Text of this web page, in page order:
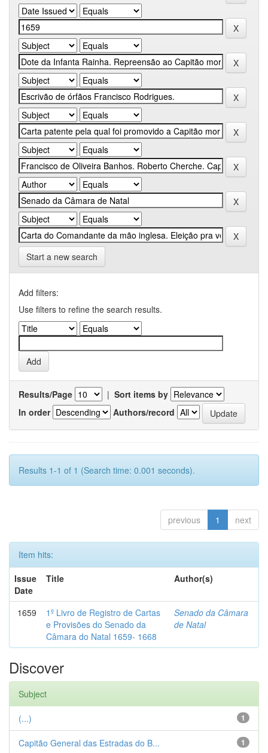
Start a new search
Add filters:
Use filters to refine the search results.
Results/Page | Sort items by
In order
Authors/record
Results 1-1 of 1 (Search time: 0.001 seconds).
previous 1 next
Item hits:
Issue
Date
Title Author(s)
1659
1º Livro de Registro de Cartas
e Provisões do Senado da
Câmara do Natal 1659- 1668
Senado da Câmara
de Natal
Discover
Subject
1
(...)
1
Capitão General das Estradas do B...